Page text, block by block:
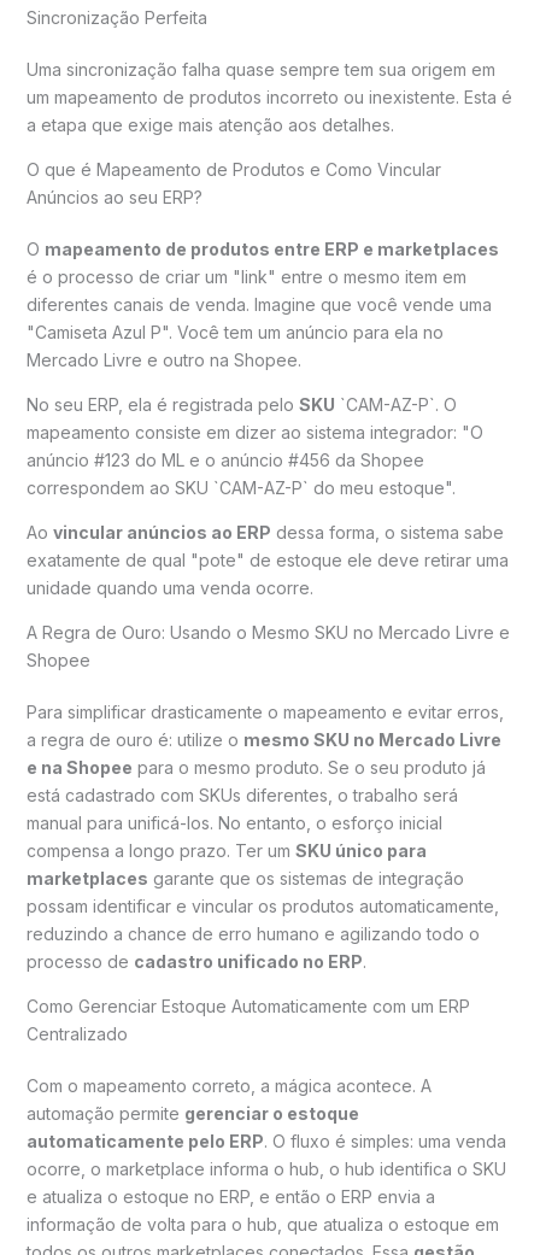
Sincronização Perfeita
Uma sincronização falha quase sempre tem sua origem em
um mapeamento de produtos incorreto ou inexistente. Esta é
a etapa que exige mais atenção aos detalhes.
O que é Mapeamento de Produtos e Como Vincular
Anúncios ao seu ERP?
O mapeamento de produtos entre ERP e marketplaces
é o processo de criar um "link" entre o mesmo item em
diferentes canais de venda. Imagine que você vende uma
"Camiseta Azul P". Você tem um anúncio para ela no
Mercado Livre e outro na Shopee.
No seu ERP, ela é registrada pelo SKU `CAM-AZ-P`. O
mapeamento consiste em dizer ao sistema integrador: "O
anúncio #123 do ML e o anúncio #456 da Shopee
correspondem ao SKU `CAM-AZ-P` do meu estoque".
Ao vincular anúncios ao ERP dessa forma, o sistema sabe
exatamente de qual "pote" de estoque ele deve retirar uma
unidade quando uma venda ocorre.
A Regra de Ouro: Usando o Mesmo SKU no Mercado Livre e
Shopee
Para simplificar drasticamente o mapeamento e evitar erros,
a regra de ouro é: utilize o mesmo SKU no Mercado Livre
e na Shopee para o mesmo produto. Se o seu produto já
está cadastrado com SKUs diferentes, o trabalho será
manual para unificá-los. No entanto, o esforço inicial
compensa a longo prazo. Ter um SKU único para
marketplaces garante que os sistemas de integração
possam identificar e vincular os produtos automaticamente,
reduzindo a chance de erro humano e agilizando todo o
processo de cadastro unificado no ERP.
Como Gerenciar Estoque Automaticamente com um ERP
Centralizado
Com o mapeamento correto, a mágica acontece. A
automação permite gerenciar o estoque
automaticamente pelo ERP. O fluxo é simples: uma venda
ocorre, o marketplace informa o hub, o hub identifica o SKU
e atualiza o estoque no ERP, e então o ERP envia a
informação de volta para o hub, que atualiza o estoque em